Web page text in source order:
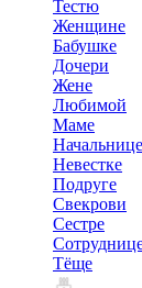
Тестю
Женщине
Бабушке
Дочери
Жене
Любимой
Маме
Начальнице
Невестке
Подруге
Свекрови
Сестре
Тёще